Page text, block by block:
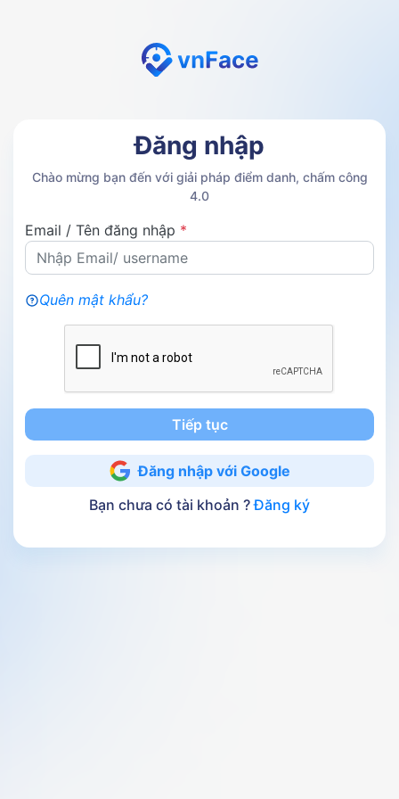
Đăng nhập
Chào mừng bạn đến với giải pháp điểm danh, chấm công
4.0
Email / Tên đăng nhập *
Quên mật khẩu?
Tiếp tục
Đăng nhập với Google
Bạn chưa có tài khoản ?Đăng ký